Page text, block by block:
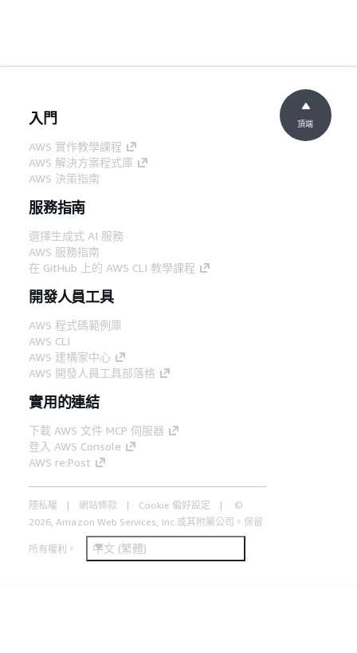
入門
AWS 實作教學課程
AWS 解決方案程式庫
AWS 決策指南
服務指南
選擇生成式 AI 服務
AWS 服務指南
在 GitHub 上的 AWS CLI 教學課程
開發人員工具
AWS 程式碼範例庫
AWS CLI
AWS 建構家中心
AWS 開發人員工具部落格
實用的連結
下載 AWS 文件 MCP 伺服器
登入 AWS Console
AWS re:Post
隱私權 網站條款 Cookie 偏好設定
©
2026, Amazon Web Services, Inc.或其附屬公司。保留
所有權利。 中文 (繁體)
頂端